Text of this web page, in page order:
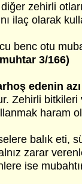
zehirli
ilaç olarak
benc otu
3/166)
edenin
Zehirli bitkileri
haram
balık eti,
zarar
ise